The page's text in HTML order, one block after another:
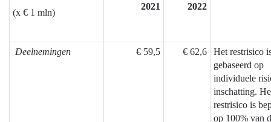
(x € 1 mln)
2021
2022
Deelnemingen € 59,5 € 62,6
Het restrisico
gebaseerd op
individuele
inschatting.
restrisico is
op 100% van